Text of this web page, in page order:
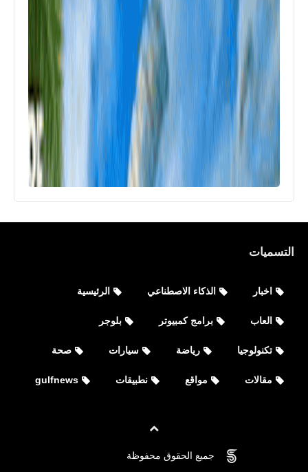
التسميات
اخبار الذكاء الاصطناعي الرئيسية
العاب برامج كمبيوتر بلوجر
تكنولوجيا رياضة سيارات صحة
مقالات مواقع نطبيقات gulfnews
جميع الحقوق محفوظة